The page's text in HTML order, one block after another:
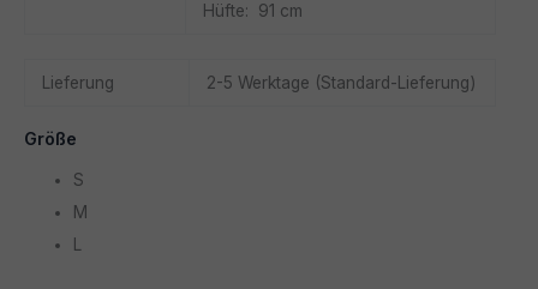
Hüfte: 91 cm
Lieferung 2-5 Werktage (Standard-Lieferung)
Größe
S
M